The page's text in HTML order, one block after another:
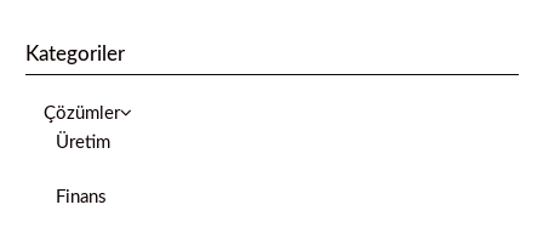
Kategoriler
Çözümler
Üretim
Finans